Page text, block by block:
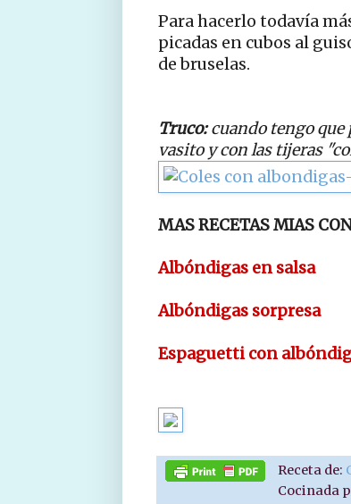
Para hacerlo todavía
picadas en cubos al
de bruselas.
Truco:cuando tengo que
vasito y con las tijeras
MAS RECETAS MIAS
Albóndigas en salsa
Albóndigas sorpresa
Espaguetti con
Receta de:
Cocinada